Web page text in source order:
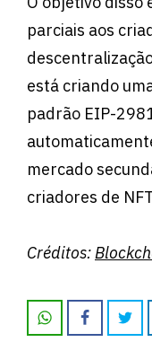
parciais aos
está criando
padrão EIP-
mercado
criadores de
Créditos: